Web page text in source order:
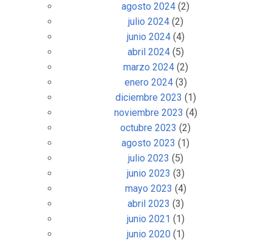
agosto 2024 (2)
julio 2024(2)
junio 2024(4)
abril 2024(5)
marzo 2024(2)
enero 2024(3)
diciembre 2023 (1)
noviembre 2023 (4)
octubre 2023 (2)
agosto 2023 (1)
julio 2023 (5)
junio 2023 (3)
mayo 2023 (4)
abril 2023 (3)
junio 2021 (1)
junio 2020(1)